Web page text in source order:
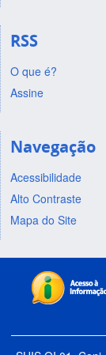
RSS
O que é?
Assine
Navegação
Acessibilidade
Alto Contraste
Mapa do Site